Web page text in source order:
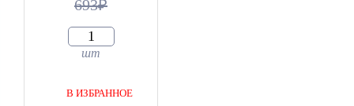
693
шт
В ИЗБРАННОЕ